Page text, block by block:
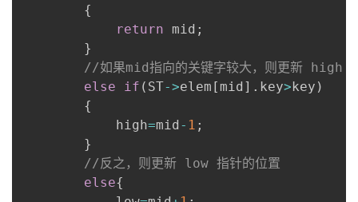
{
return mid ;
}
//如果mid指向的关键字较大，则更新 high
else
if ( ST->elem [ mid ] . key> key )
{
            high
=mid - 1 ;
}
//反之，则更新 low 指针的位置
else{